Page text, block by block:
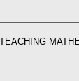
TEACHING